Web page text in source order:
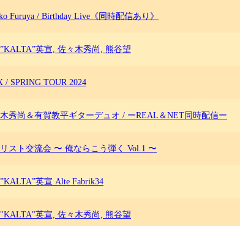
Furuya / Birthday Live《同時配信あり》
英宣, 佐々木秀尚, 熊谷望
/ SPRING TOUR 2024
秀尚＆有賀教平ギターデュオ / ーREAL＆NET同時配信ー
スト交流会 〜 俺ならこう弾く Vol.1 〜
英宣 Alte Fabrik34
英宣, 佐々木秀尚, 熊谷望